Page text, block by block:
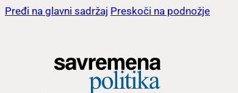
Pređi na glavni sadržaj Preskoči na podnožje